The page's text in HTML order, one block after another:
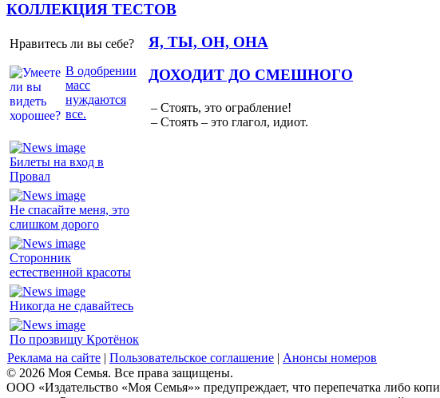
КОЛЛЕКЦИЯ ТЕСТОВ
Нравитесь ли вы себе?
В одобрении
масс
нуждаются
все.
Я, ТЫ, ОН, ОНА
Билеты на вход в
Провал
Не спасайте меня, это
слишком дорого
Сторонник
естественной красоты
Никогда не сдавайтесь
По прозвищу Кротёнок
ДОХОДИТ ДО СМЕШНОГО
– Стоять, это ограбление!
– Стоять – это глагол, идиот.
Реклама на сайте | Пользовательское соглашение | Анонсы номеров
© 2026 Моя Семья. Все права защищены.
ООО «Издательство «Моя Семья»» предупреждает, что перепечатка либо